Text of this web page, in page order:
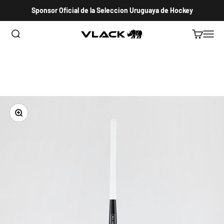
Sponsor Oficial de la Seleccion Uruguaya de Hockey
Abrir búsqueda VLACK HOCKEY URUGUAY AbrirAbrir
Zoom